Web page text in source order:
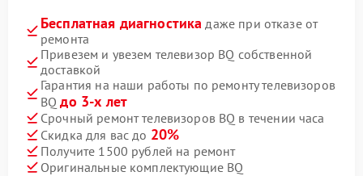
Бесплатная диагностика даже при отказе от
ремонта
Привезем и увезем телевизор BQ собственной
доставкой
Гарантия на наши работы по ремонту телевизоров
BQдо 3-х лет
Срочный ремонт телевизоров BQ в течении часа
Скидка для вас до 20%
Получите 1500 рублей на ремонт
Оригинальные комплектующие BQ